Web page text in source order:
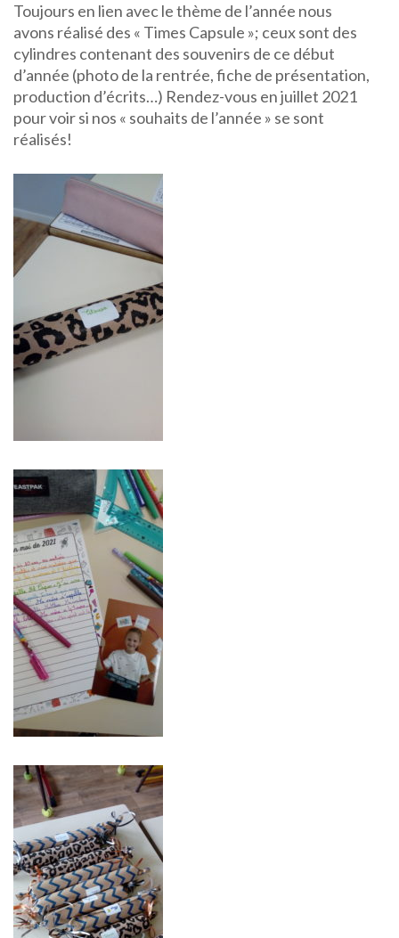
Toujours en lien avec le thème de l’année nous
avons réalisé des « Times Capsule »; ceux sont des
cylindres contenant des souvenirs de ce début
d’année (photo de la rentrée, fiche de présentation,
production d’écrits…) Rendez-vous en juillet 2021
pour voir si nos « souhaits de l’année » se sont
réalisés!